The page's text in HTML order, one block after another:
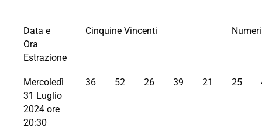
Data e
Ora
Estrazione
Cinquine Vincenti
Mercoledì
31 Luglio
2024 ore
20:30
36 52 26 39 21 25